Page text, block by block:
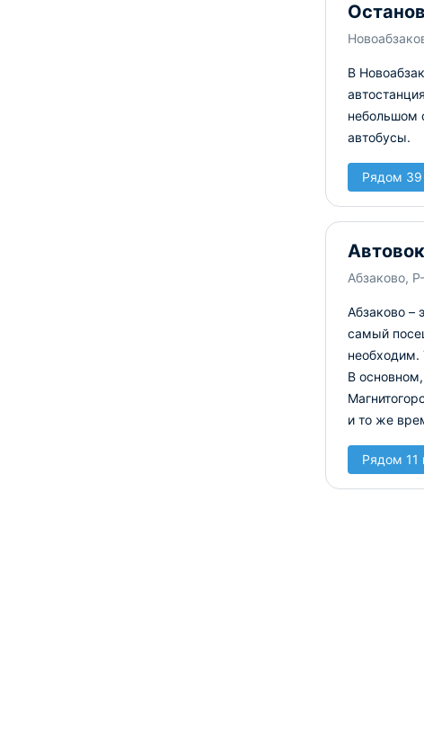
В
небольшом
автобусы.
Рядом 39
Абзаково,
Абзаково –
самый
необходим.
В
и то же
Рядом 11